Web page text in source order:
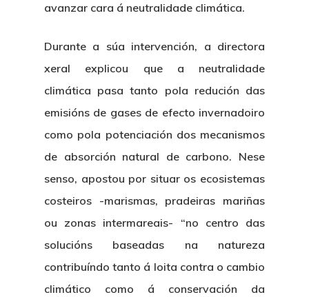
avanzar cara á neutralidade climática.
Durante a súa intervención, a directora
xeral explicou que a neutralidade
climática pasa tanto pola redución das
emisións de gases de efecto invernadoiro
como pola potenciación dos mecanismos
de absorción natural de carbono. Nese
senso, apostou por situar os ecosistemas
costeiros -marismas, pradeiras mariñas
ou zonas intermareais- “no centro das
solucións baseadas na natureza
contribuíndo tanto á loita contra o cambio
climático como á conservación da